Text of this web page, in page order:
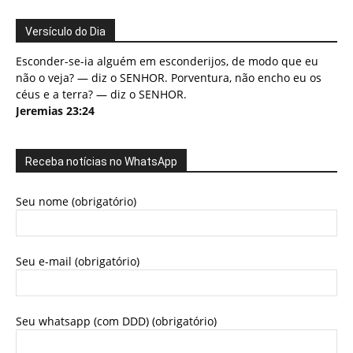
Versículo do Dia
Esconder-se-ia alguém em esconderijos, de modo que eu
não o veja? — diz o SENHOR. Porventura, não encho eu os
céus e a terra? — diz o SENHOR.
Jeremias 23:24
Receba notícias no WhatsApp
Seu nome (obrigatório)
Seu e-mail (obrigatório)
Seu whatsapp (com DDD) (obrigatório)